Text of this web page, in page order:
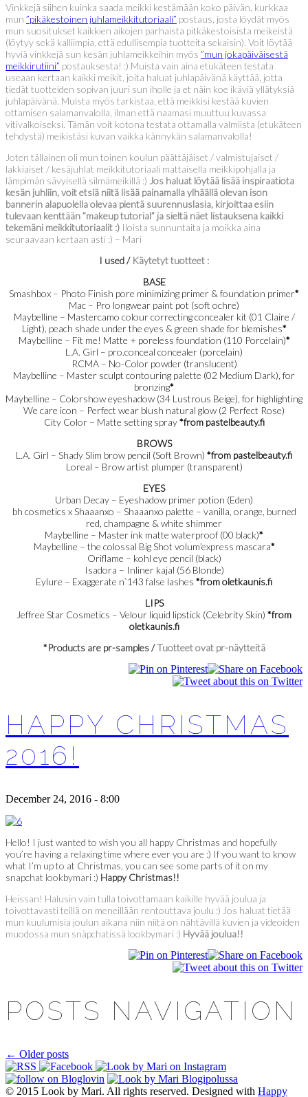
Vinkkejä siihen kuinka saada meikki kestämään koko päivän, kurkkaa
mun ”pikäkestoinen juhlameikkitutoriaali” postaus, josta löydät myös
mun suositukset kaikkien aikojen parhaista pitkäkestoisista meikeistä
(löytyy sekä kalliimpia, että edullisempia tuotteita sekaisin). Voit löytää
hyviä vinkkejä sun kesän juhlameikkeihin myös ”mun jokapäiväisestä
meikkirutiini” postauksesta! :) Muista vain aina etukäteen testata
useaan kertaan kaikki meikit, joita haluat juhlapäivänä käyttää, jotta
tiedät tuotteiden sopivan juuri sun iholle ja et näin koe ikäviä yllätyksiä
juhlapäivänä. Muista myös tarkistaa, että meikkisi kestää kuvien
ottamisen salamanvalolla, ilman että naamasi muuttuu kuvassa
vitivalkoiseksi. Tämän voit kotona testata ottamalla valmiista (etukäteen
tehdystä) meikistäsi kuvan vaikka kännykän salamanvalolla!
Joten tällainen oli mun toinen koulun päättäjäiset / valmistujaiset /
lakkiaiset / kesäjuhlat meikkitutoriaali mattaisella meikkipohjalla ja
lämpimän sävyisellä silmämeikillä :) Jos haluat löytää lisää inspiraatiota
kesän juhliin, voit etsiä niitä lisää painamalla ylhäällä olevan ison
bannerin alapuolella olevaa pientä suurennuslasia, kirjoittaa esiin
tulevaan kenttään ”makeup tutorial” ja sieltä näet listauksena kaikki
tekemäni meikkitutoriaalit :) Iloista sunnuntaita ja moikka aina
seuraavaan kertaan asti :) – Mari
I used / Käytetyt tuotteet :
BASE
Smashbox – Photo Finish pore minimizing primer & foundation primer*
Mac – Pro longwear paint pot (soft ochre)
Maybelline – Mastercamo colour correcting concealer kit (01 Claire /
Light), peach shade under the eyes & green shade for blemishes*
Maybelline – Fit me! Matte + poreless foundation (110 Porcelain)*
L.A. Girl – pro.conceal concealer (porcelain)
RCMA – No-Color powder (translucent)
Maybelline – Master sculpt contouring palette (02 Medium Dark), for
bronzing*
Maybelline – Colorshow eyeshadow (34 Lustrous Beige), for highlighting
We care icon – Perfect wear blush natural glow (2 Perfect Rose)
City Color – Matte setting spray*from pastelbeauty.fi
BROWS
L.A. Girl – Shady Slim brow pencil (Soft Brown) *from pastelbeauty.fi
Loreal – Brow artist plumper (transparent)
EYES
Urban Decay – Eyeshadow primer potion (Eden)
bh cosmetics x Shaaanxo – Shaaanxo palette – vanilla, orange, burned
red, champagne & white shimmer
Maybelline – Master ink matte waterproof (00 black)*
Maybelline – the colossal Big Shot volum’express mascara*
Oriflame – kohl eye pencil (black)
Isadora – Inliner kajal (56 Blonde)
Eylure – Exaggerate n`143 false lashes *from oletkaunis.fi
LIPS
Jeffree Star Cosmetics – Velour liquid lipstick (Celebrity Skin) *from
oletkaunis.fi
*Products are pr-samples /Tuotteet ovat pr-näytteitä
HAPPY CHRISTMAS
2016!
December 24, 2016 - 8:00
Hello! I just wanted to wish you all happy Christmas and hopefully
you’re having a relaxing time where ever you are :) If you want to know
what I’m up to at Christmas, you can see some parts of it on my
snapchat lookbymari :) Happy Christmas!!
Heissan! Halusin vain tulla toivottamaan kaikille hyvää joulua ja
toivottavasti teillä on meneillään rentouttava joulu :) Jos haluat tietää
mun kuulumisia joulun aikana niin niitä on nähtävillä kuvien ja videoiden
muodossa mun snäpchatissä lookbymari :) Hyvää joulua!!
POSTS NAVIGATION
← Older posts
© 2015 Look by Mari. All rights reserved. Designed with Happy